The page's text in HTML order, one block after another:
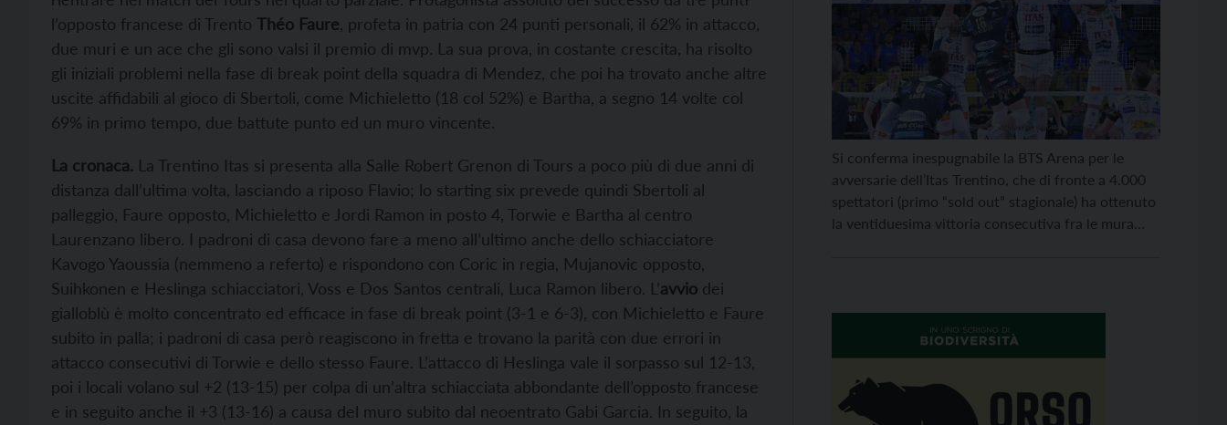
l’opposto francese di Trento Théo Faure , profeta in patria con 24 punti personali, il 62% in attacco,
due muri e un ace che gli sono valsi il premio di mvp. La sua prova, in costante crescita, ha risolto
gli iniziali problemi nella fase di break point della squadra di Mendez, che poi ha trovato anche altre
uscite affidabili al gioco di Sbertoli, come Michieletto (18 col 52%) e Bartha, a segno 14 volte col
69% in primo tempo, due battute punto ed un muro vincente.
La cronaca. La Trentino Itas si presenta alla Salle Robert Grenon di Tours a poco più di due anni di
distanza dall’ultima volta, lasciando a riposo Flavio; lo starting six prevede quindi Sbertoli al
palleggio, Faure opposto, Michieletto e Jordi Ramon in posto 4, Torwie e Bartha al centro
Laurenzano libero. I padroni di casa devono fare a meno all’ultimo anche dello schiacciatore
Kavogo Yaoussia (nemmeno a referto) e rispondono con Coric in regia, Mujanovic opposto,
Suihkonen e Heslinga schiacciatori, Voss e Dos Santos centrali, Luca Ramon libero. L’avvio dei
gialloblù è molto concentrato ed efficace in fase di break point (3-1 e 6-3), con Michieletto e Faure
subito in palla; i padroni di casa però reagiscono in fretta e trovano la parità con due errori in
attacco consecutivi di Torwie e dello stesso Faure. L’attacco di Heslinga vale il sorpasso sul 12-13,
poi i locali volano sul +2 (13-15) per colpa di un’altra schiacciata abbondante dell’opposto francese
e in seguito anche il +3 (13-16) a causa del muro subito dal neoentrato Gabi Garcia. In seguito, la
Si conferma inespugnabile la BTS Arena per le
avversarie dell’Itas Trentino, che di fronte a 4.000
spettatori (primo “sold out” stagionale) ha ottenuto
la ventiduesima vittoria consecutiva fra le mura
settimo […]